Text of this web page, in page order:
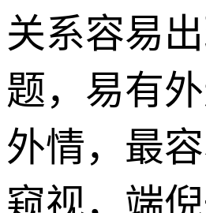
关系容易
题，易有
外情，最
窥视，端